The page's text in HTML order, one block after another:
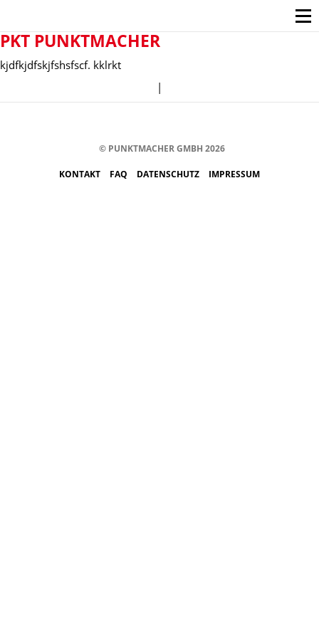
PKT PUNKTMACHER
kjdfkjdfskjfshsfscf. kklrkt
|
© PUNKTMACHER GMBH 2026
KONTAKT FAQ DATENSCHUTZ IMPRESSUM